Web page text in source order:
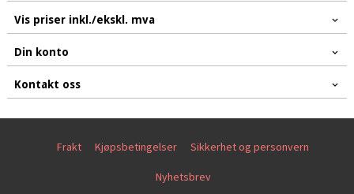
Vis priser inkl./ekskl. mva
Din konto
Kontakt oss
Frakt Kjøpsbetingelser Sikkerhet og personvern
Nyhetsbrev